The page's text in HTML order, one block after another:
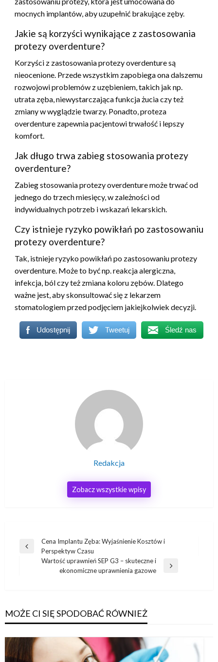
mocnych implantów, aby uzupełnić brakujące zęby.
Jakie są korzyści wynikające z zastosowania
protezy overdenture?
Korzyści z zastosowania protezy overdenture są
nieocenione. Przede wszystkim zapobiega ona dalszemu
rozwojowi problemów z uzębieniem, takich jak np.
utrata zęba, niewystarczająca funkcja żucia czy też
zmiany w wyglądzie twarzy. Ponadto, proteza
overdenture zapewnia pacjentowi trwałość i lepszy
komfort.
Jak długo trwa zabieg stosowania protezy
overdenture?
Zabieg stosowania protezy overdenture może trwać od
jednego do trzech miesięcy, w zależności od
indywidualnych potrzeb i wskazań lekarskich.
Czy istnieje ryzyko powikłań po zastosowaniu
protezy overdenture?
Tak, istnieje ryzyko powikłań po zastosowaniu protezy
overdenture. Może to być np. reakcja alergiczna,
infekcja, ból czy też zmiana koloru zębów. Dlatego
ważne jest, aby skonsultować się z lekarzem
stomatologiem przed podjęciem jakiejkolwiek decyzji.
Udostępnij Tweetuj Śledź nas
Redakcja
Zobacz wszystkie wpisy
Nawigacja
wpisu
Poprzedni
Cena Implantu Zęba: Wyjaśnienie Kosztów i
Perspektyw Czasu
Wartość uprawnień SEP G3 – skuteczne i
ekonomiczne uprawnienia gazowe
MOŻE CI SIĘ SPODOBAĆ RÓWNIEŻ